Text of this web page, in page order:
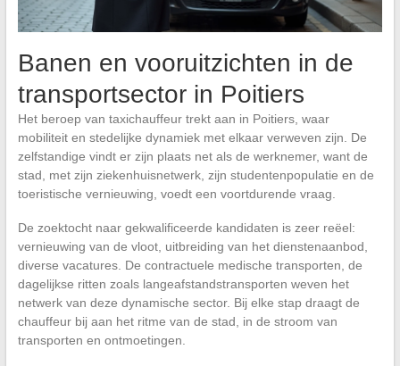
Banen en vooruitzichten in de
transportsector in Poitiers
Het beroep van taxichauffeur trekt aan in Poitiers, waar
mobiliteit en stedelijke dynamiek met elkaar verweven zijn. De
zelfstandige vindt er zijn plaats net als de werknemer, want de
stad, met zijn ziekenhuisnetwerk, zijn studentenpopulatie en de
toeristische vernieuwing, voedt een voortdurende vraag.
De zoektocht naar gekwalificeerde kandidaten is zeer reëel:
vernieuwing van de vloot, uitbreiding van het dienstenaanbod,
diverse vacatures. De contractuele medische transporten, de
dagelijkse ritten zoals langeafstandstransporten weven het
netwerk van deze dynamische sector. Bij elke stap draagt de
chauffeur bij aan het ritme van de stad, in de stroom van
transporten en ontmoetingen.